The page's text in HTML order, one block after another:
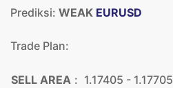
Prediksi: WEAK EURUSD
Trade Plan:
SELL AREA : 1.17405 - 1.17705